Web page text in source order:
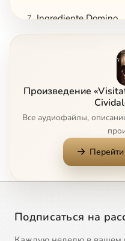
7 Ingrediente Domino
Planctus Mariae
Resurrexi et adhuc
13 Submersus jacet
14 Te Deum laudamus
Произведение
Все аудиофайлы,
Подписаться на